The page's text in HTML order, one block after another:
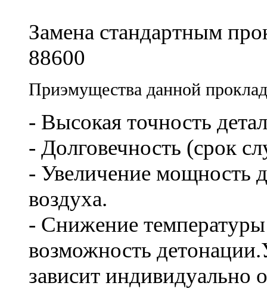
Замена стандартным
88600
Приэмущества данной
- Высокая точность
- Долговечность (срок
- Увеличение мощность
воздуха.
- Снижение
возможность
зависит индивидуально